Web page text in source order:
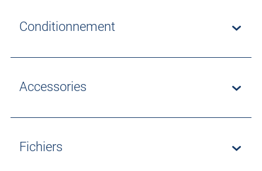
Conditionnement
Accessories
Fichiers